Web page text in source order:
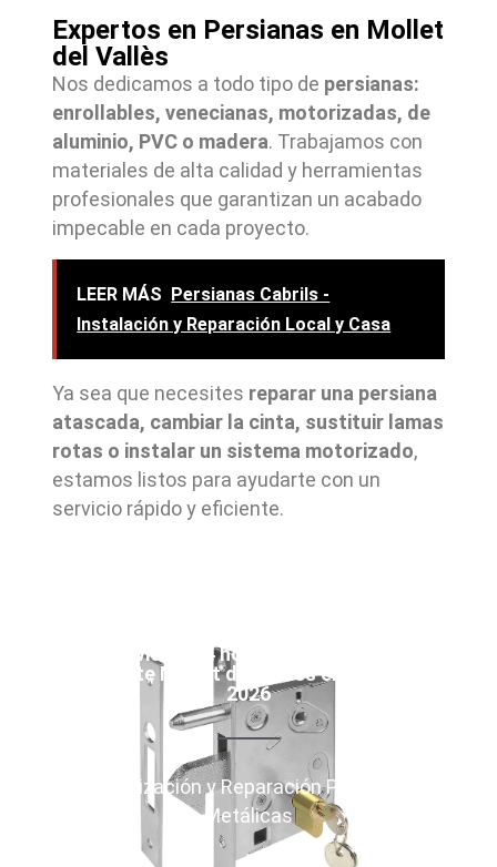
Expertos en Persianas en Mollet
del Vallès
Nos dedicamos a todo tipo de persianas:
enrollables, venecianas, motorizadas, de
aluminio, PVC o madera. Trabajamos con
materiales de alta calidad y herramientas
profesionales que garantizan un acabado
impecable en cada proyecto.
LEER MÁS Persianas Cabrils -
Instalación y Reparación Local y Casa
Ya sea que necesites reparar una persiana
atascada, cambiar la cinta, sustituir lamas
rotas o instalar un sistema motorizado,
estamos listos para ayudarte con un
servicio rápido y eficiente.
Servicios 24 horas urgente y no
urgente Mollet del Valles en August
2026
Motorización y Reparación Persianas
Metálicas